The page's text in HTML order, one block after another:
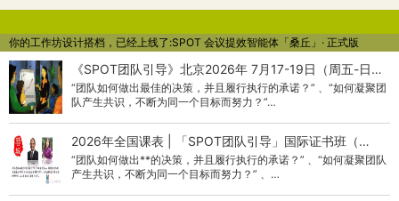
你的工作坊设计搭档，已经上线了:SPOT 会议提效智能体「桑丘」· 正式版
《SPOT团队引导》北京2026年 7月17-19日（周五-日…
“团队如何做出最佳的决策，并且履行执行的承诺？” 、“如何凝聚团
队产生共识，不断为同一个目标而努力？”…
2026年全国课表 | 「SPOT团队引导」国际证书班（…
“团队如何做出**的决策，并且履行执行的承诺？” 、“如何凝聚团队
产生共识，不断为同一个目标而努力？” 、…